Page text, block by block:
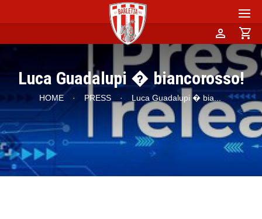
person shopping_cart
Luca Guadalupi � biancorosso!
HOME · PRESS · Luca Guadalupi � bia...